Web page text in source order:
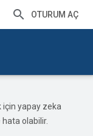
OTURUM AÇ
yapay zeka
olabilir.